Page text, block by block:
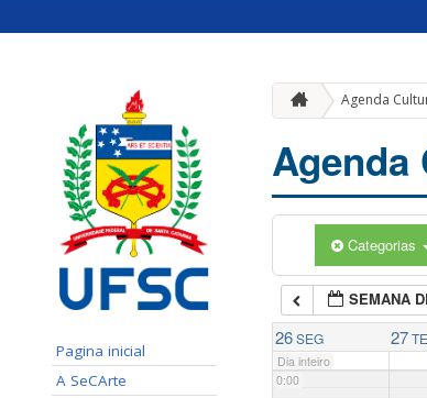
Pagina inicial
A SeCArte
Agenda
Agenda
Categorias
SEMANA
26 SEG 27
Dia inteiro
0:00